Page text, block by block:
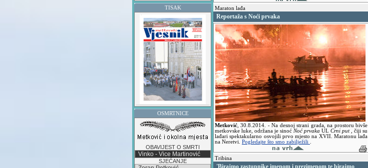
TISAK
OSMRTNICE
OBAVIJEST O SMRTI
Vinko - Vice Martinović
SJEĆANJE
Maraton lađa
Reportaža s Noći prvaka
Metković ,30.8.2014. - Na desnoj strani grada, na prostoru bivše
metkovske luke, održana je sinoć Noć prvaka UL Crni put, čiji su
lađari spektakularno osvojili prvo mjesto na XVII. Maratonu lađa
na Neretvi. Pogledajte što smo zabilježili
Tribina
'Birajmo zastupnike imenom i prezimenom te birajmo